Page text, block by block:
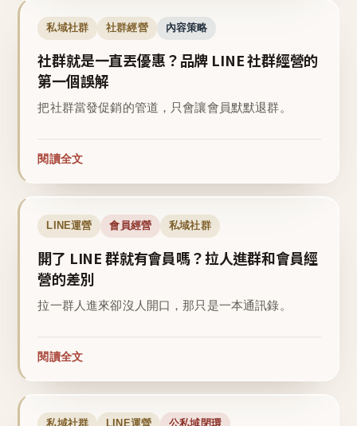
私域社群 社群經營 內容策略
社群就是一直丟優惠？品牌 LINE 社群經營的
第一個誤解
把社群當發促銷的管道，只會讓會員默默退群。
閱讀全文
LINE運營 會員經營 私域社群
開了 LINE 群就有會員嗎？拉人進群和會員經
營的差別
拉一群人進來卻沒人開口，那只是一本通訊錄。
閱讀全文